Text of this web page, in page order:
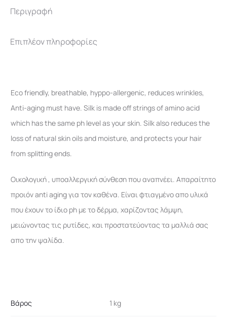
Περιγραφή
Επιπλέον πληροφορίες
Eco friendly, breathable, hyppo-allergenic, reduces wrinkles,
Anti-aging must have. Silk is made off strings of amino acid
which has the same ph level as your skin. Silk also reduces the
loss of natural skin oils and moisture, and protects your hair
from splitting ends.
Οικολογική , υποαλλεργική σύνθεση που αναπνέει. Απαραίτητο
προιόν anti aging για τον καθένα. Είναι φτιαγμένο απο υλικά
που έχουν το ίδιο ph με το δέρμα, χαρίζοντας λάμψη,
μειώνοντας τις ρυτίδες, και προστατεύοντας τα μαλλιά σας
απο την ψαλίδα.
Βάρος 1 kg